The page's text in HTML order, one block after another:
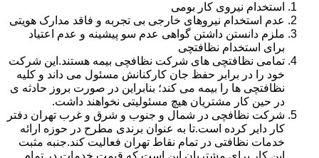
استخدام نیروی کار بومی
عدم استخدام نیروهای خارجی بی تجربه و فاقد مدارک هویتی
ملزم دانستن داشتن گواهی عدم سو پیشینه و عدم اعتیاد
برای استخدام نظافتچی
تمامی نظافتچی های شرکت نظافچی بیمه هستند.این شرکت
خود را در برابر حفظ جان کارکنانش مسئول می داند و کلیه
نظافتچی ها را بیمه می کند؛ بنابراین در صورت بروز حادثه ی
در حین کار مشتریان هیچ مسئولیتی نخواهند داشت.
شرکت نظافچی در شمال و جنوب و شرق و غرب تهران دفتر
کار دایر کرده است.تا به عنوان برندی مطرح در حوزه ارائه
خدمات نظافتی در تمام نقاط تهران فعالیت کند.جنبه مثبت